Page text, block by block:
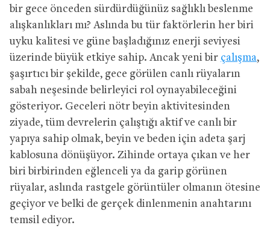
bir gece önceden sürdürdüğünüz sağlıklı beslenme
alışkanlıkları mı? Aslında bu tür faktörlerin her biri
uyku kalitesi ve güne başladığınız enerji seviyesi
üzerinde büyük etkiye sahip. Ancak yeni bir çalışma,
şaşırtıcı bir şekilde, gece görülen canlı rüyaların
sabah neşesinde belirleyici rol oynayabileceğini
gösteriyor. Geceleri nötr beyin aktivitesinden
ziyade, tüm devrelerin çalıştığı aktif ve canlı bir
yapıya sahip olmak, beyin ve beden için adeta şarj
kablosuna dönüşüyor. Zihinde ortaya çıkan ve her
biri birbirinden eğlenceli ya da garip görünen
rüyalar, aslında rastgele görüntüler olmanın ötesine
geçiyor ve belki de gerçek dinlenmenin anahtarını
temsil ediyor.